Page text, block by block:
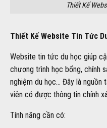
Thiết Kế
Thiết Kế Website Tin Tức
Website tin tức du học giúp
chương trình học bổng, chính
nghiệm du học… Đây là nguồn
viên có được thông tin chính
Tính năng cần có: